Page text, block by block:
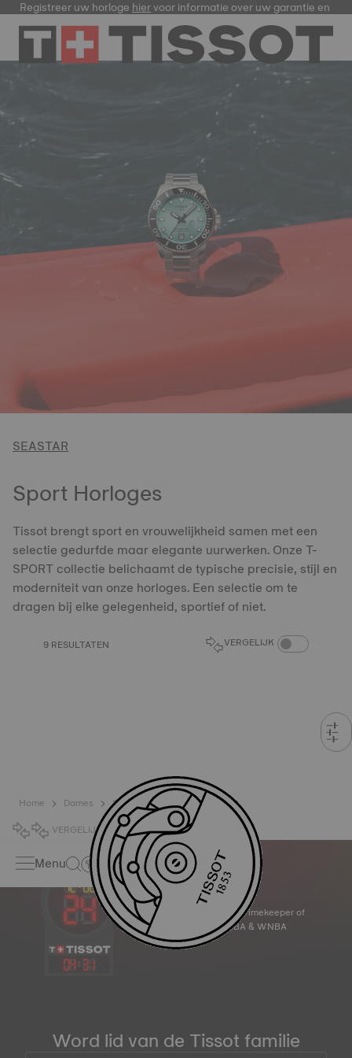
Registreer uw horlogehiervoor informatie over uw garantie en
SEASTAR
Sport Horloges
Tissot brengt sport en vrouwelijkheid samen met een
selectie gedurfde maar elegante uurwerken. Onze T-
SPORT collectie belichaamt de typische precisie, stijl en
moderniteit van onze horloges. Een selectie om te
dragen bij elke gelegenheid, sportief of niet.
9 RESULTATEN VERGELIJK PRODUCTEN
Home Dames
Sport
VERGELIJK0
Menu
04: 31
Official Timekeeper of
the NBA & WNBA
Word lid van de Tissot familie